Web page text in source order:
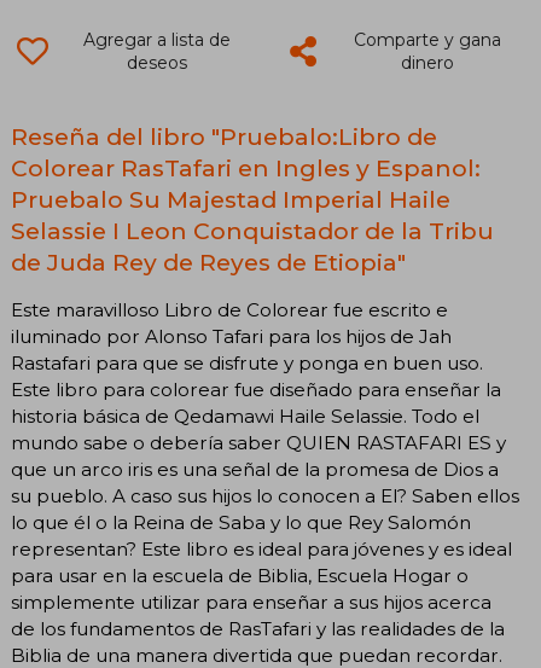
Agregar a lista de
deseos
Comparte y gana
dinero
Reseña del libro "Pruebalo:Libro de
Colorear RasTafari en Ingles y Espanol:
Pruebalo Su Majestad Imperial Haile
Selassie I Leon Conquistador de la Tribu
de Juda Rey de Reyes de Etiopia"
Este maravilloso Libro de Colorear fue escrito e
iluminado por Alonso Tafari para los hijos de Jah
Rastafari para que se disfrute y ponga en buen uso.
Este libro para colorear fue diseñado para enseñar la
historia básica de Qedamawi Haile Selassie. Todo el
mundo sabe o debería saber QUIEN RASTAFARI ES y
que un arco iris es una señal de la promesa de Dios a
su pueblo. A caso sus hijos lo conocen a El? Saben ellos
lo que él o la Reina de Saba y lo que Rey Salomón
representan? Este libro es ideal para jóvenes y es ideal
para usar en la escuela de Biblia, Escuela Hogar o
simplemente utilizar para enseñar a sus hijos acerca
de los fundamentos de RasTafari y las realidades de la
Biblia de una manera divertida que puedan recordar.